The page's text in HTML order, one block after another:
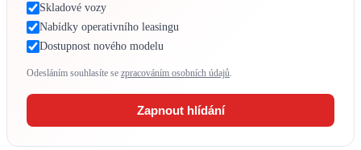
Skladové vozy
Nabídky operativního leasingu
Dostupnost nového modelu
Odesláním souhlasíte se zpracováním osobních údajů
Zapnout hlídání